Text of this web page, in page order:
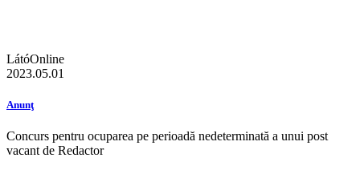
LátóOnline
2023.05.01
Anunţ
Concurs pentru ocuparea pe perioadă nedeterminată a unui post
vacant de Redactor